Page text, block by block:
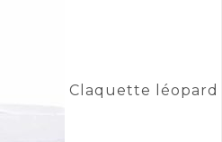
Claquette léopard